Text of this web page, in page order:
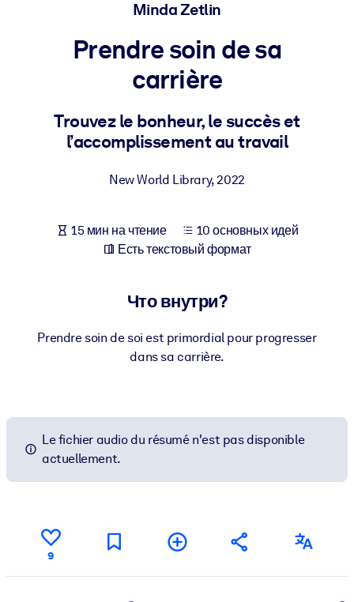
ПО СИСТЕМАМ
лучших результатов обучения.
Для корпоративных библиотек
Используйте надежные структурированные знания для
Minda Zetlin
Prendre soin de sa
carrière
Trouvez le bonheur, le succès et
l’accomplissement au travail
New World Library,2022
15 мин на чтение
10 основных идей
Есть текстовый формат
Что внутри?
Prendre soin de soi est primordial pour progresser
dans sa carrière.
Le fichier audio du résumé n'est pas disponible
actuellement.
9